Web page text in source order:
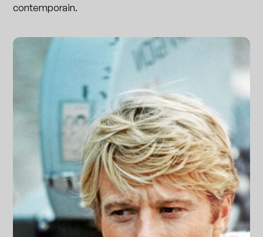
contemporain.